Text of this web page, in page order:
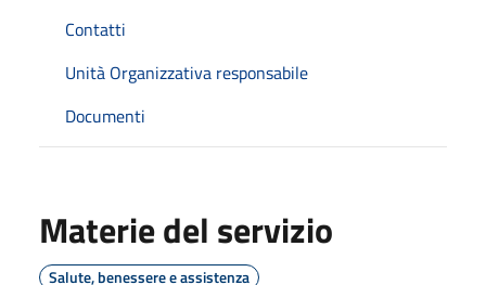
Contatti
Unità Organizzativa responsabile
Documenti
Materie del servizio
Salute, benessere e assistenza